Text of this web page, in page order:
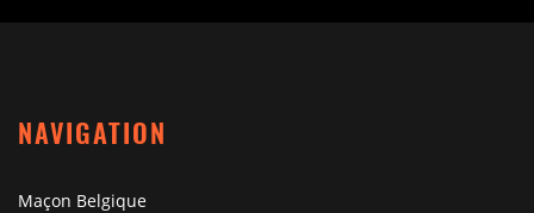
NAVIGATION
Maçon Belgique